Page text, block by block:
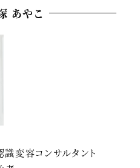
あやこ
変容コンサルタント